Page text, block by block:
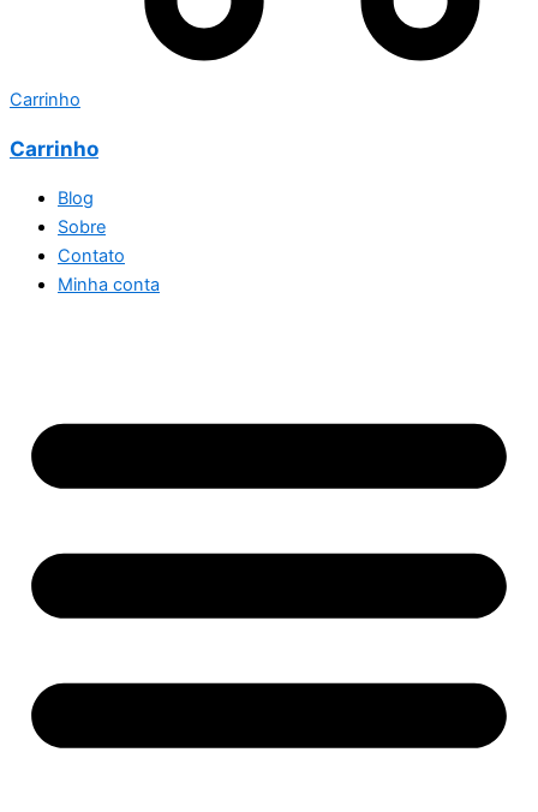
Carrinho
Carrinho
Blog
Sobre
Contato
Minha conta